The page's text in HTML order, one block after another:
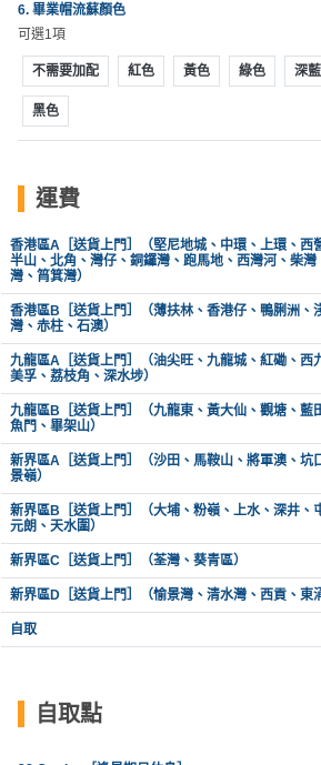
遊
出
租
6. 畢業帽流蘇顏色
可選1項
不需要加配 紅色 黃色 綠色 深
黑色
運費
香港區A［送貨上門］（堅尼地城、中環、上環、西
半山、北角、灣仔、銅鑼灣、跑馬地、西灣河、柴灣
灣、筲箕灣）
香港區B［送貨上門］（薄扶林、香港仔、鴨脷洲、
灣、赤柱、石澳）
九龍區A［送貨上門］（油尖旺、九龍城、紅磡、西
美孚、荔枝角、深水埗）
九龍區B［送貨上門］（九龍東、黃大仙、觀塘、藍
魚門、畢架山）
新界區A［送貨上門］（沙田、馬鞍山、將軍澳、坑
景嶺）
新界區B［送貨上門］（大埔、粉嶺、上水、深井、
元朗、天水圍）
新界區C［送貨上門］（荃灣、葵青區）
新界區D［送貨上門］（愉景灣、清水灣、西貢、東
自取
自取點